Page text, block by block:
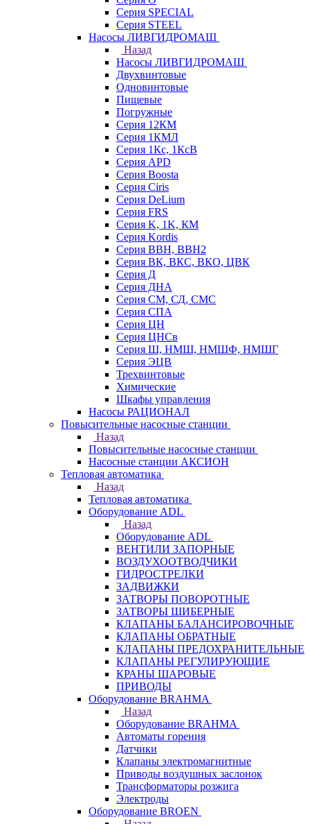
Серия SPECIAL
Серия STEEL
Насосы ЛИВГИДРОМАШ
Назад
Насосы ЛИВГИДРОМАШ
Двухвинтовые
Одновинтовые
Пищевые
Погружные
Серия 12КМ
Серия 1КМЛ
Серия 1Кс, 1КсВ
Серия APD
Серия Boosta
Серия Ciris
Серия DeLium
Серия FRS
Серия K, 1K, КМ
Серия Kordis
Серия ВВН, ВВН2
Серия ВК, ВКС, ВКО, ЦВК
Серия Д
Серия ДНА
Серия СМ, СД, СМС
Серия СПА
Серия ЦН
Серия ЦНСв
Серия Ш, НМШ, НМШФ, НМШГ
Серия ЭЦВ
Трехвинтовые
Химические
Шкафы управления
Насосы РАЦИОНАЛ
Повысительные насосные станции
Назад
Повысительные насосные станции
Насосные станции АКСИОН
Тепловая автоматика
Назад
Тепловая автоматика
Оборудование ADL
Назад
Оборудование ADL
ВЕНТИЛИ ЗАПОРНЫЕ
ВОЗДУХООТВОДЧИКИ
ГИДРОСТРЕЛКИ
ЗАДВИЖКИ
ЗАТВОРЫ ПОВОРОТНЫЕ
ЗАТВОРЫ ШИБЕРНЫЕ
КЛАПАНЫ БАЛАНСИРОВОЧНЫЕ
КЛАПАНЫ ОБРАТНЫЕ
КЛАПАНЫ ПРЕДОХРАНИТЕЛЬНЫЕ
КЛАПАНЫ РЕГУЛИРУЮЩИЕ
КРАНЫ ШАРОВЫЕ
ПРИВОДЫ
Оборудование BRAHMA
Назад
Оборудование BRAHMA
Автоматы горения
Датчики
Клапаны электромагнитные
Приводы воздушных заслонок
Трансформаторы розжига
Электроды
Оборудование BROEN